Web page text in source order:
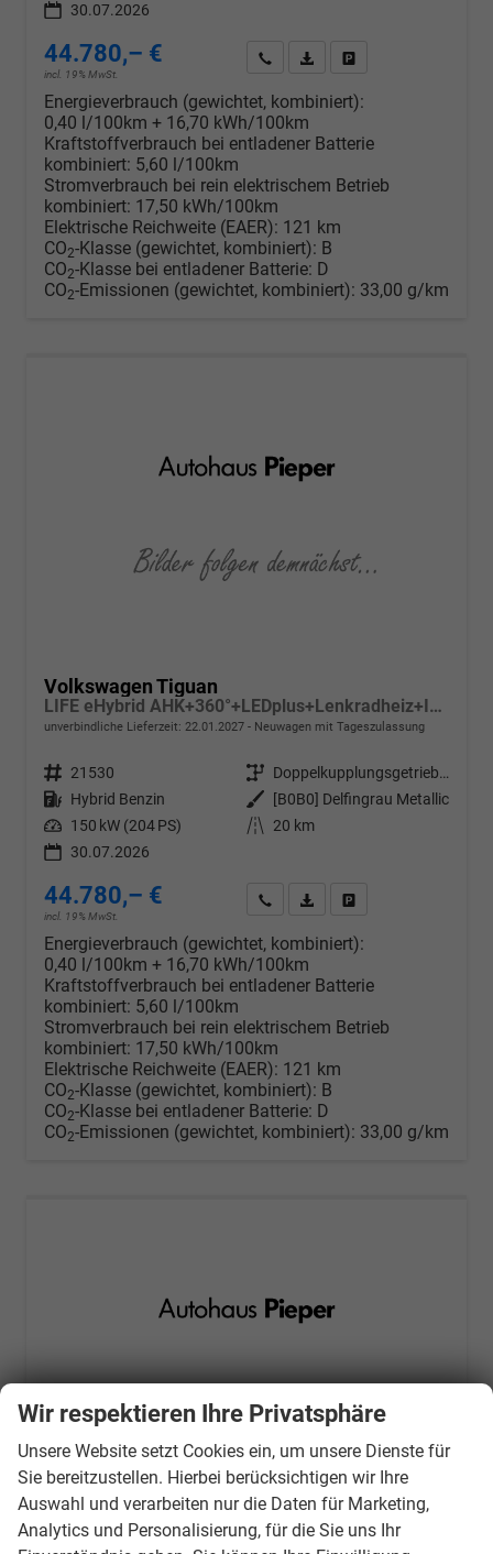
30.07.2026
44.780,– €
incl. 19% MwSt.
Wir rufen Sie anPDF-Datei, Fahrzeugexposé
Energieverbrauch (gewichtet, kombiniert):
0,40 l/100km + 16,70 kWh/100km
Kraftstoffverbrauch bei entladener Batterie
kombiniert: 5,60 l/100km
Stromverbrauch bei rein elektrischem Betrieb
kombiniert: 17,50 kWh/100km
Elektrische Reichweite (EAER): 121 km
CO2-Klasse (gewichtet, kombiniert): B
CO2-Klasse bei entladener Batterie: D
CO2-Emissionen (gewichtet, kombiniert): 33,00 g/km
Volkswagen Tiguan
LIFE eHybrid AHK+360°+LEDplus+Lenkradheiz+IQ.Drive+ACC+AppConnect+eHeck
unverbindliche Lieferzeit: 22.01.2027 Neuwagen mit Tageszulassung
Fahrzeugnr. 21530 Getriebe
Doppelkupplungsgetriebe (DSG)
Kraftstoff Hybrid Benzin Außenfarbe
[B0B0] Delfingrau Metallic
Leistung 150 kW (204 PS) Kilometerstand
20 km
30.07.2026
44.780,– €
incl. 19% MwSt.
Wir rufen Sie anPDF-Datei, Fahrzeugexposé
Energieverbrauch (gewichtet, kombiniert):
0,40 l/100km + 16,70 kWh/100km
Kraftstoffverbrauch bei entladener Batterie
kombiniert: 5,60 l/100km
Stromverbrauch bei rein elektrischem Betrieb
kombiniert: 17,50 kWh/100km
Elektrische Reichweite (EAER): 121 km
CO2-Klasse (gewichtet, kombiniert): B
CO2-Klasse bei entladener Batterie: D
CO2-Emissionen (gewichtet, kombiniert): 33,00 g/km
Volkswagen Tiguan
Wir respektieren Ihre Privatsphäre
Unsere Website setzt Cookies ein, um unsere Dienste für
Sie bereitzustellen. Hierbei berücksichtigen wir Ihre
Auswahl und verarbeiten nur die Daten für Marketing,
Analytics und Personalisierung, für die Sie uns Ihr